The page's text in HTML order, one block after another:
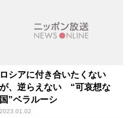
ロシアに付き合いたくない
が、逆らえない “可哀想な
国”ベラルーシ
2023.01.02